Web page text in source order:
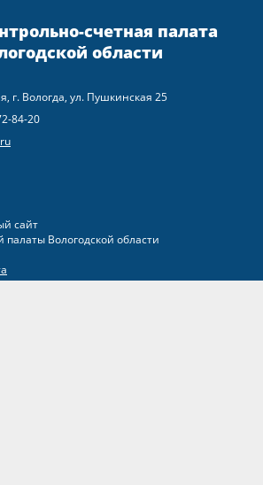
счетная палата
области
г. Вологда, ул. Пушкинская 25
84-20
сайт
палаты Вологодской области